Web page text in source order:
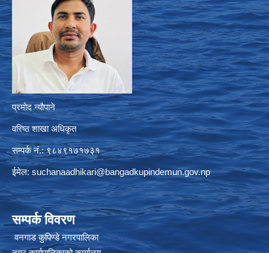
प्रमोद न्यौपाने
वरिष्ठ शाखा अधिकृत
सम्पर्क नं.: ९८४९१७१७३१
ईमेल: suchanaadhikari@bangadkupindemun.gov.np
सम्पर्क विवरण
वनगाड कुपिण्डे नगरपालिका